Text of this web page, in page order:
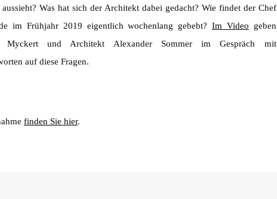
Was hat sich der Architekt dabei gedacht? Wie findet der Chef
im Frühjahr 2019 eigentlich wochenlang gebebt?Im Video geben
Myckert und Architekt Alexander Sommer im Gespräch mit
auf diese Fragen.
finden Sie hier.